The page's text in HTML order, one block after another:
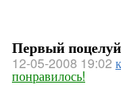
Первый
12-05-2008 19:02
понравилось!